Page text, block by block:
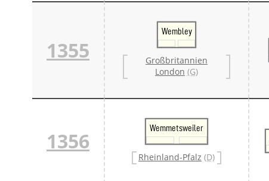
1355
Wembley
Großbritannien
London (G)
1356
Wemmetsweiler
Rheinland-Pfalz (D)